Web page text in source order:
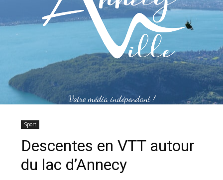
Votre média indépendant !
Sport
Descentes en VTT autour
du lac d’Annecy